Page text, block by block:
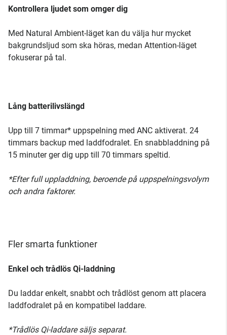
Kontrollera ljudet som omger dig
Med Natural Ambient-läget kan du välja hur mycket
bakgrundsljud som ska höras, medan Attention-läget
fokuserar på tal.
Lång batterilivslängd
Upp till 7 timmar* uppspelning med ANC aktiverat. 24
timmars backup med laddfodralet. En snabbladdning på
15 minuter ger dig upp till 70 timmars speltid.
*Efter full uppladdning, beroende på uppspelningsvolym
och andra faktorer.
Fler smarta funktioner
Enkel och trådlös Qi-laddning
Du laddar enkelt, snabbt och trådlöst genom att placera
laddfodralet på en kompatibel laddare.
*Trådlös Qi-laddare säljs separat.